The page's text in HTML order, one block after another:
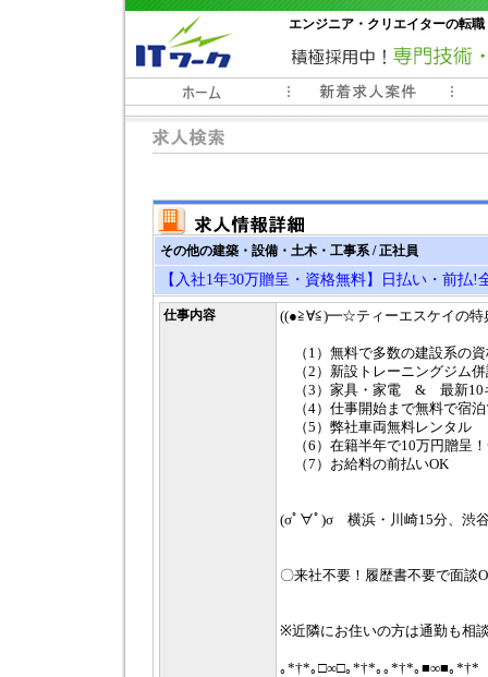
エンジニア・クリエイターの転
常時3000件以上の求人情報掲載中
その他の建築・設備・土木・工事系 / 正社員
【入社1年30万贈呈・資格無料】日払い・前
仕事内容 ((●≧∀≦)━☆ティーエスケイの
（1）無料で多数の建設系の
（2）新設トレーニングジム
（3）家具・家電 & 最新10
（4）仕事開始まで無料で宿
（5）弊社車両無料レンタル
（6）在籍半年で10万円贈呈
（7）お給料の前払いOK
(σﾟ∀ﾟ)σ 横浜・川崎15分、渋
〇来社不要！履歴書不要で面談
※近隣にお住いの方は通勤も相
｡*†*｡□∞□｡*†*｡｡*†*｡■∞■｡*†*